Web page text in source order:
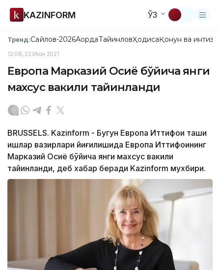
KAZINFORM ЎЗ
Тренд:Сайлов-2026АқордаТайинловҲодисаҚонун ва
12:08, 22 Июн 2021
Европа Марказий Осиё бўйича янги
махсус вакили тайинланди
BRUSSELS. Kazinform - Бугун Eвропа Иттифоқи ташқи
ишлар вазирлари йиғилишида Европа Иттифоқининг
Марказий Осиё бўйича янги махсус вакили
тайинланди, деб хабар беради Kazinform мухбири.